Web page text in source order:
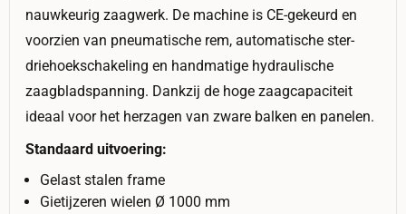
nauwkeurig zaagwerk. De machine is CE-gekeurd en
voorzien van pneumatische rem, automatische ster-
driehoekschakeling en handmatige hydraulische
zaagbladspanning. Dankzij de hoge zaagcapaciteit
ideaal voor het herzagen van zware balken en panelen.
Standaard uitvoering:
Gelast stalen frame
Gietijzeren wielen Ø 1000 mm